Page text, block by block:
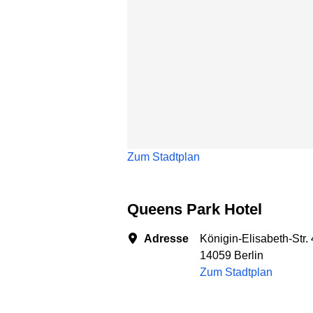
Zum Stadtplan
Queens Park Hotel
Adresse
Königin-Elisabeth-Str.
14059 Berlin
Zum Stadtplan